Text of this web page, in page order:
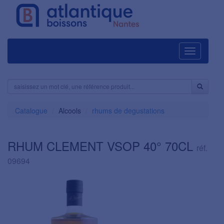
Navigation
Catalogue Alcools rhums de degustations
RHUM CLEMENT VSOP 40° 70CL réf.
09694